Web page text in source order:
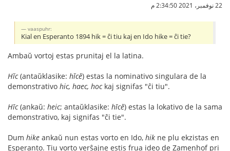
22 نوفمبر، 2021 2:34:50 م
vaaspuhr:
Kial en Esperanto 1894 hik = ĉi tiu kaj en Ido hike = ĉi tie?
Ambaŭ vortoj estas prunitaj el la latina.
Hĭc(antaŭklasike: hĭcĕ) estas la nominativo singulara de la
demonstrativo hic, haec, hockaj signifas "ĉi tiu".
Hīc(ankaŭ: heic; antaŭklasike: hīcĕ) estas la lokativo de la sama
demonstrativo, kaj signifas "ĉi tie".
Dum hike ankaŭ nun estas vorto en Ido, hik ne plu ekzistas en
Esperanto. Tiu vorto verŝajne estis frua ideo de Zamenhof pri